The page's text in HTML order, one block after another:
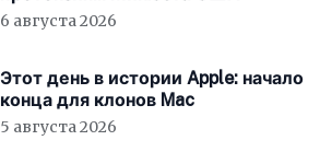
6 августа 2026
Этот день в истории Apple: начало
конца для клонов Mac
5 августа 2026